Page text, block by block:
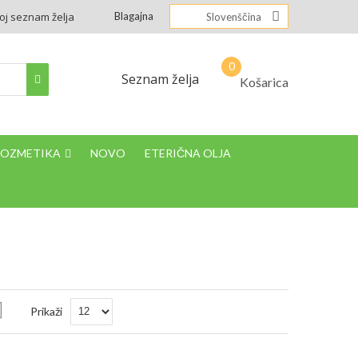
seznam želja Blagajna Slovenščina
Seznam želja Košarica
NOVO ETERIČNA OLJA
NastaviPrikaži